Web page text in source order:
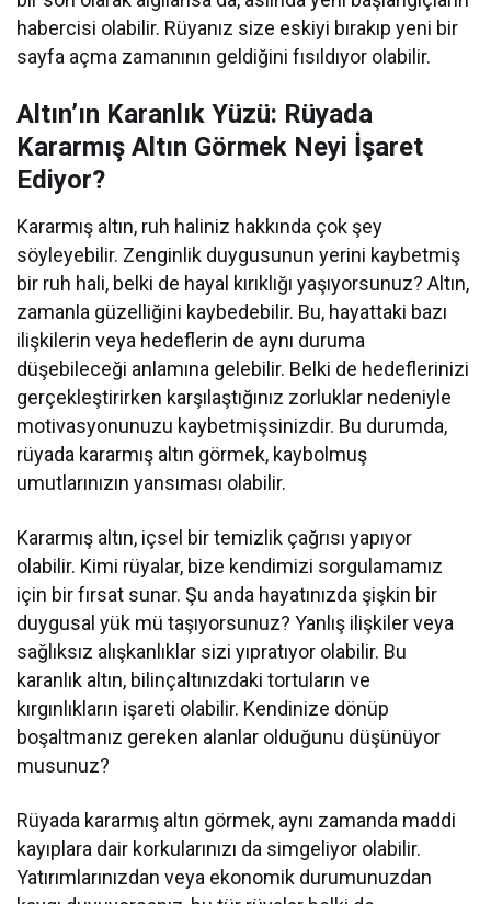
habercisi olabilir. Rüyanız size eskiyi bırakıp yeni bir
sayfa açma zamanının geldiğini fısıldıyor olabilir.
Altın’ın Karanlık Yüzü: Rüyada
Kararmış Altın Görmek Neyi İşaret
Ediyor?
Kararmış altın, ruh haliniz hakkında çok şey
söyleyebilir. Zenginlik duygusunun yerini kaybetmiş
bir ruh hali, belki de hayal kırıklığı yaşıyorsunuz? Altın,
zamanla güzelliğini kaybedebilir. Bu, hayattaki bazı
ilişkilerin veya hedeflerin de aynı duruma
düşebileceği anlamına gelebilir. Belki de hedeflerinizi
gerçekleştirirken karşılaştığınız zorluklar nedeniyle
motivasyonunuzu kaybetmişsinizdir. Bu durumda,
rüyada kararmış altın görmek, kaybolmuş
umutlarınızın yansıması olabilir.
Kararmış altın, içsel bir temizlik çağrısı yapıyor
olabilir. Kimi rüyalar, bize kendimizi sorgulamamız
için bir fırsat sunar. Şu anda hayatınızda şişkin bir
duygusal yük mü taşıyorsunuz? Yanlış ilişkiler veya
sağlıksız alışkanlıklar sizi yıpratıyor olabilir. Bu
karanlık altın, bilinçaltınızdaki tortuların ve
kırgınlıkların işareti olabilir. Kendinize dönüp
boşaltmanız gereken alanlar olduğunu düşünüyor
musunuz?
Rüyada kararmış altın görmek, aynı zamanda maddi
kayıplara dair korkularınızı da simgeliyor olabilir.
Yatırımlarınızdan veya ekonomik durumunuzdan